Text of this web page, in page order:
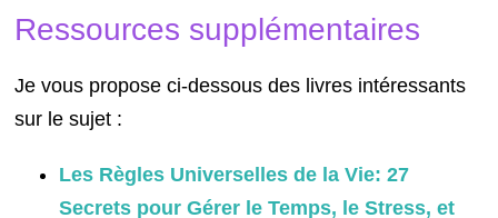
Ressources supplémentaires
Je vous propose ci-dessous des livres intéressants
sur le sujet :
Les Règles Universelles de la Vie: 27
Secrets pour Gérer le Temps, le Stress, et